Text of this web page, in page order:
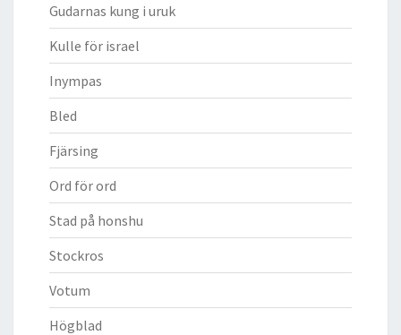
Gudarnas kung i uruk
Kulle för israel
Inympas
Bled
Fjärsing
Ord för ord
Stad på honshu
Stockros
Votum
Högblad